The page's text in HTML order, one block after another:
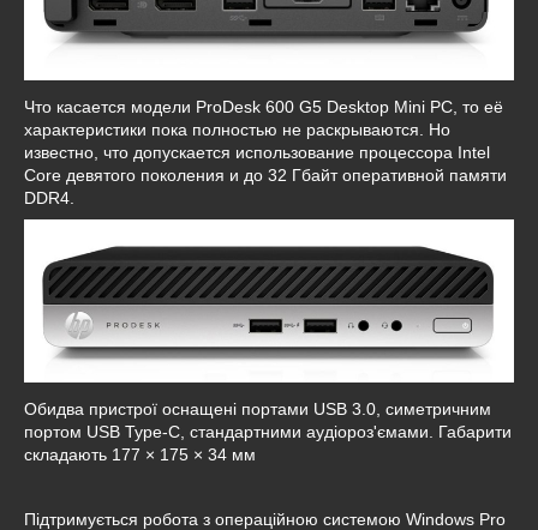
Что касается модели ProDesk 600 G5 Desktop Mini PC, то её
характеристики пока полностью не раскрываются. Но
известно, что допускается использование процессора Intel
Core девятого поколения и до 32 Гбайт оперативной памяти
DDR4.
Обидва пристрої оснащені портами USB 3.0, симетричним
портом USB Type-C, стандартними аудіороз'ємами. Габарити
складають 177 × 175 × 34 мм
Підтримується робота з операційною системою Windows Pro